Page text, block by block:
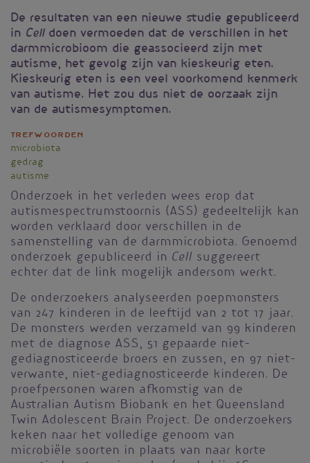
De resultaten van een nieuwe studie gepubliceerd
in Celldoen vermoeden dat de verschillen in het
darmmicrobioom die geassocieerd zijn met
autisme, het gevolg zijn van kieskeurig eten.
Kieskeurig eten is een veel voorkomend kenmerk
van autisme. Het zou dus niet de oorzaak zijn
van de autismesymptomen.
Trefwoorden
microbiota
gedrag
autisme
Onderzoek in het verleden wees erop dat
autismespectrumstoornis (ASS) gedeeltelijk kan
worden verklaard door verschillen in de
samenstelling van de darmmicrobiota. Genoemd
onderzoek gepubliceerd in Cell suggereert
echter dat de link mogelijk andersom werkt.
De onderzoekers analyseerden poepmonsters
van 247 kinderen in de leeftijd van 2 tot 17 jaar.
De monsters werden verzameld van 99 kinderen
met de diagnose ASS, 51 gepaarde niet-
gediagnosticeerde broers en zussen, en 97 niet-
verwante, niet-gediagnosticeerde kinderen. De
proefpersonen waren afkomstig van de
Australian Autism Biobank en het Queensland
Twin Adolescent Brain Project. De onderzoekers
keken naar het volledige genoom van
microbiële soorten in plaats van naar korte